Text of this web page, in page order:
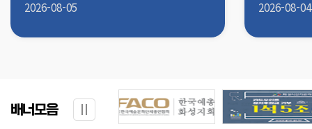
2026-08-05
2026-08-04
배너모음